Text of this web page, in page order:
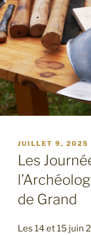
PUBLIÉ
LE
JUILLET 9, 2025
Les
de Grand
Les 14 et 15 juin